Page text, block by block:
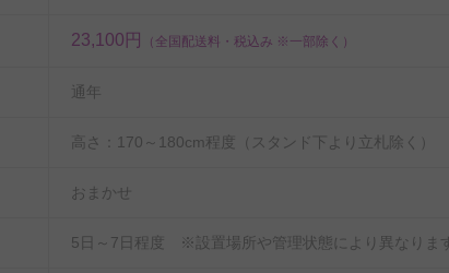
23,100円 （全国配送料・税込み ※一部除く）
通年
高さ：170～180cm程度（スタンド下より立札除く
おまかせ
5日～7日程度 ※設置場所や管理状態により異なります